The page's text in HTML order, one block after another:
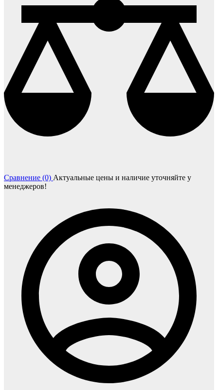
Сравнение (0) Актуальные цены и наличие уточняйте у
менеджеров!